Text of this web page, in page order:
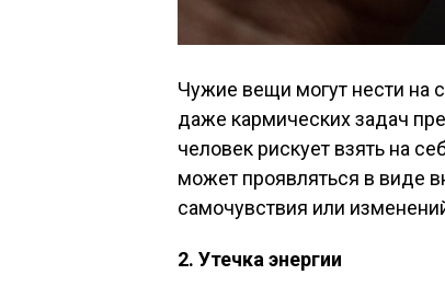
Чужие вещи могут нести на
даже кармических задач
человек рискует взять на
может проявляться в виде
самочувствия или
2. Утечка энергии